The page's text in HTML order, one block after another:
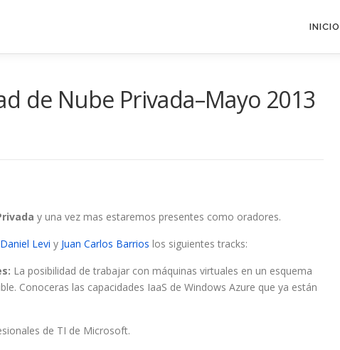
INICIO
de Nube Privada–Mayo 2013
y una vez mas estaremos presentes como oradores.
Daniel Levi y Juan Carlos Barrios los siguientes tracks:
La posibilidad de trabajar con máquinas virtuales en un esquema
Conoceras las capacidades IaaS de Windows Azure que ya están
de TI de Microsoft.